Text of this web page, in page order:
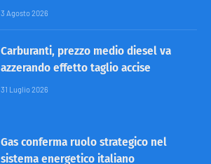
3 Agosto 2026
Carburanti, prezzo medio diesel va
azzerando effetto taglio accise
31 Luglio 2026
Gas conferma ruolo strategico nel
sistema energetico italiano